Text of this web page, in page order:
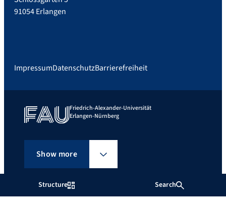
Structure Search
91054 Erlangen
ImpressumDatenschutzBarrierefreiheit
Friedrich-Alexander-Universität
Erlangen-Nürnberg
Show more